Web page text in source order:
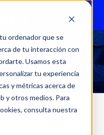
ordenador que se
de tu interacción con
Usamos esta
tu experiencia
y métricas acerca de
y otros medios. Para
consulta nuestra